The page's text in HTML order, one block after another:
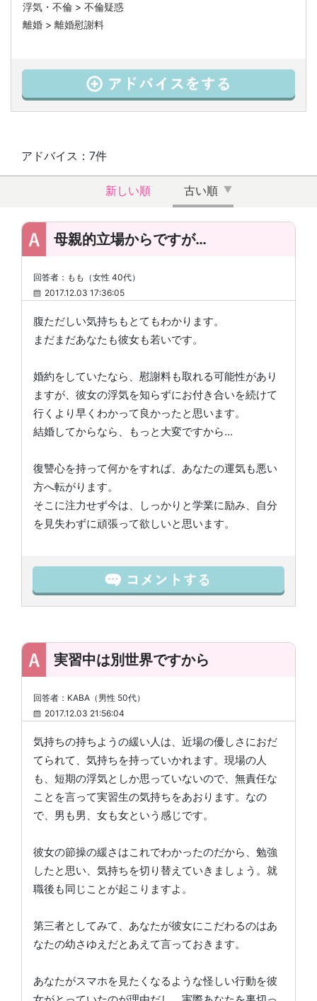
浮気・不倫 > 不倫疑惑
離婚 > 離婚慰謝料
アドバイス：7件
新しい順 古い順
母親的立場からですが…
回答者：もも（女性 40代）
2017.12.03 17:36:05
腹ただしい気持ちもとてもわかります。
まだまだあなたも彼女も若いです。
婚約をしていたなら、慰謝料も取れる可能性があり
ますが、彼女の浮気を知らずにお付き合いを続けて
行くより早くわかって良かったと思います。
結婚してからなら、もっと大変ですから…
復讐心を持って何かをすれば、あなたの運気も悪い
方へ転がります。
そこに注力せず今は、しっかりと学業に励み、自分
を見失わずに頑張って欲しいと思います。
実習中は別世界ですから
回答者：KABA（男性 50代）
2017.12.03 21:56:04
気持ちの持ちようの緩い人は、近場の優しさにおだ
てられて、気持ちを持っていかれます。現場の人
も、短期の浮気としか思っていないので、無責任な
ことを言って実習生の気持ちをあおります。なの
で、男も男、女も女という感じです。
彼女の節操の緩さはこれでわかったのだから、勉強
したと思い、気持ちを切り替えていきましょう。就
職後も同じことが起こりますよ。
第三者としてみて、あなたが彼女にこだわるのはあ
なたの幼さゆえだとあえて言っておきます。
あなたがスマホを見たくなるような怪しい行動を彼